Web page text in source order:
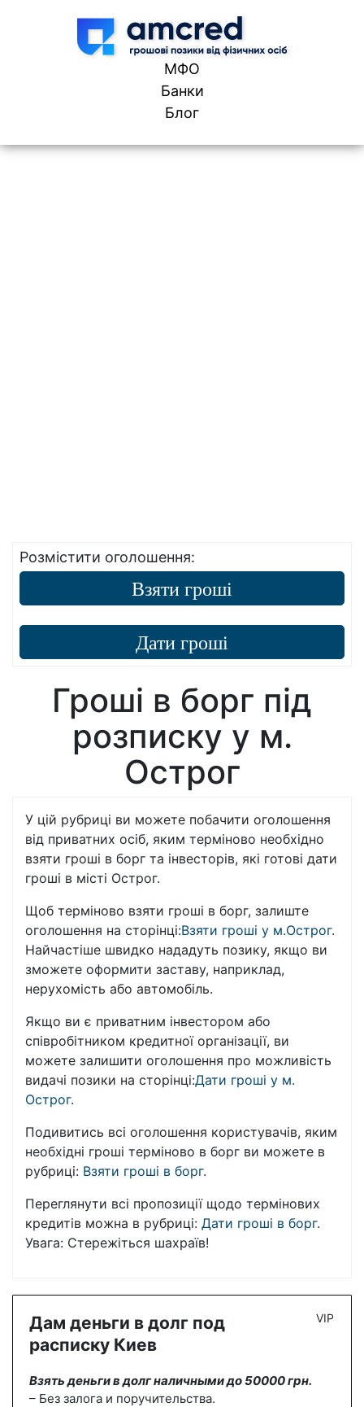
МФО
Банки
Блог
Розмістити оголошення:
Взяти гроші
Дати гроші
Гроші в борг під
розписку у м.
Острог
У цій рубриці ви можете побачити оголошення
від приватних осіб, яким терміново необхідно
взяти гроші в борг та інвесторів, які готові дати
гроші в місті Острог.
Щоб терміново взяти гроші в борг, залиште
оголошення на сторінці:Взяти гроші у м.Острог.
Найчастіше швидко нададуть позику, якщо ви
зможете оформити заставу, наприклад,
нерухомість або автомобіль.
Якщо ви є приватним інвестором або
співробітником кредитної організації, ви
можете залишити оголошення про можливість
видачі позики на сторінці:Дати гроші у м.
Острог.
Подивитись всі оголошення користувачів, яким
необхідні гроші терміново в борг ви можете в
рубриці: Взяти гроші в борг.
Переглянути всі пропозиції щодо термінових
кредитів можна в рубриці: Дати гроші в борг.
Увага: Стережіться шахраїв!
Дам деньги в долг под
расписку Киев
Взять деньги в долг наличными до 50000 грн.
– Без залога и поручительства.
VIP